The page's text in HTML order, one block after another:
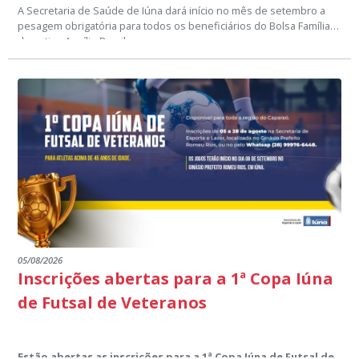
A Secretaria de Saúde de Iúna dará início no mês de setembro a
pesagem obrigatória para todos os beneficiários do Bolsa Família e
do antigo Auxílio Brasil.
Para a pesagem é necessário apresentar o cartão amarelo ou
número do NIS, cartão de vacinas, cartão do SUS, e, para gestantes,
comprovante de preventivo em dia e cartão do pré-natal.
Confira nas imagens a data na sua localidade e evite o
cancelamento do benefício.
Setor de Comunicação Institucional
comunicacao@iuna.es.gov.br
05/08/2026
Inscrições abertas para a 1ª Copa Iúna
de Futsal de Veteranos